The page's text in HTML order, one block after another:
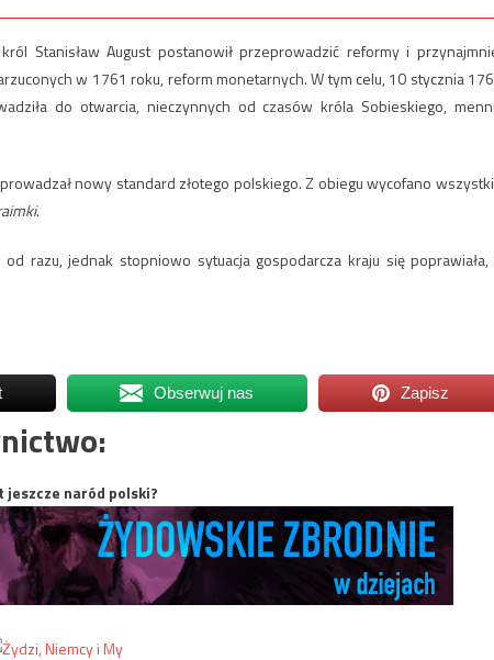
Stanisław August postanowił przeprowadzić reformy i
w 1761 roku, reform monetarnych. W tym celu, 10 stycznia
do otwarcia, nieczynnych od czasów króla Sobieskiego,
nowy standard złotego polskiego. Z obiegu wycofano
.
razu, jednak stopniowo sytuacja gospodarcza kraju się poprawiała,
Obserwuj nas Zapisz
jeszcze naród polski?